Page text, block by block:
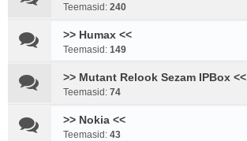
Teemasid: 240
>> Humax <<
Teemasid: 149
>> Mutant Relook Sezam IPBox <<
Teemasid: 74
>> Nokia <<
Teemasid: 43